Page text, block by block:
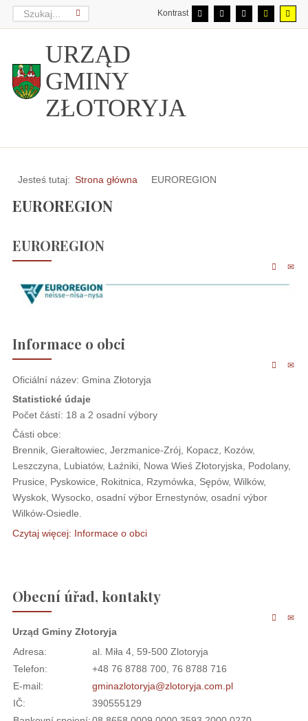
Kontrast
URZĄD
GMINY
ZŁOTORYJA
Jesteś tutaj: Strona główna EUROREGION
EUROREGION
EUROREGION
Informace o obci
Oficiální název: Gmina Złotoryja
Statistické údaje
Počet částí: 18 a 2 osadní výbory
Části obce:
Brennik, Gierałtowiec, Jerzmanice-Zrój, Kopacz, Kozów,
Leszczyna, Lubiatów, Łaźniki, Nowa Wieś Złotoryjska, Podolany,
Prusice, Pyskowice, Rokitnica, Rzymówka, Sępów, Wilków,
Wyskok, Wysocko, osadní výbor Ernestynów, osadní výbor
Wilków-Osiedle.
Czytaj więcej: Informace o obci
Obecní úřad, kontakty
Urząd Gminy Złotoryja
Adresa:
al. Miła 4, 59-500 Zlotoryja
Telefon:
+48 76 8788 700, 76 8788 716
E-mail:
gminazlotoryja@zlotoryja.com.pl
IČ:
390555129